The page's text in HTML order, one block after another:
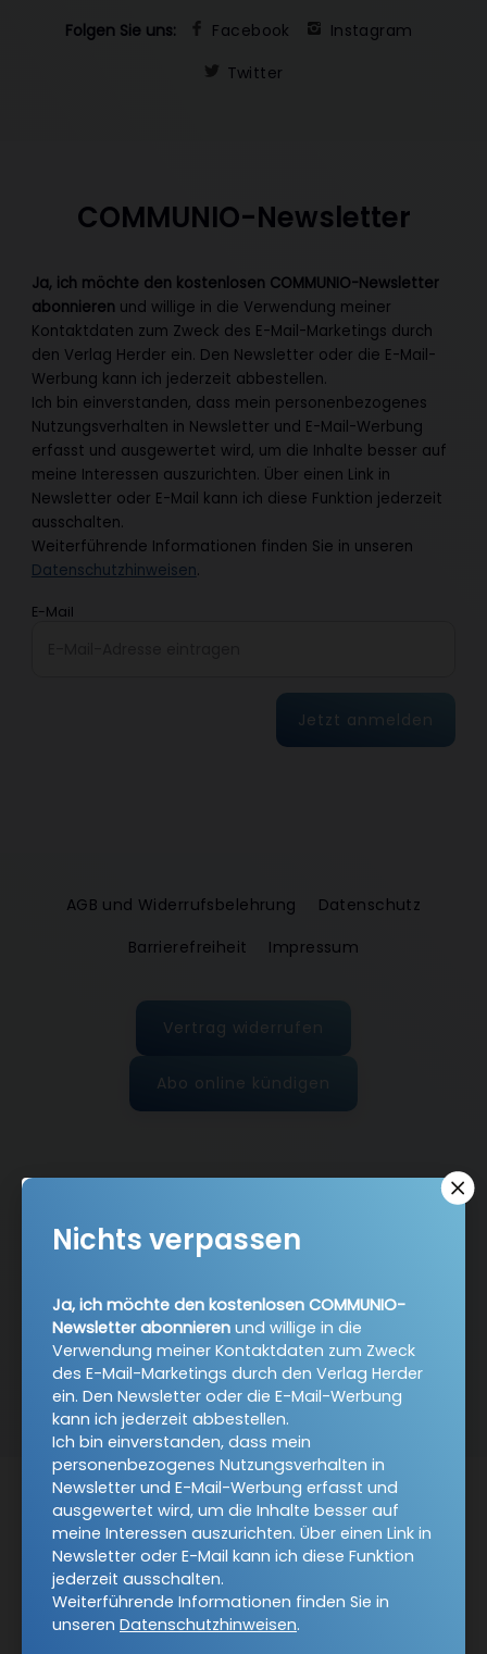
Folgen Sie uns: Facebook
Instagram
Twitter
COMMUNIO-Newsletter
Ja, ich möchte den kostenlosen COMMUNIO-Newsletter
abonnieren und willige in die Verwendung meiner
Kontaktdaten zum Zweck des E-Mail-Marketings durch
den Verlag Herder ein. Den Newsletter oder die E-Mail-
Werbung kann ich jederzeit abbestellen.
Ich bin einverstanden, dass mein personenbezogenes
Nutzungsverhalten in Newsletter und E-Mail-Werbung
erfasst und ausgewertet wird, um die Inhalte besser auf
meine Interessen auszurichten. Über einen Link in
Newsletter oder E-Mail kann ich diese Funktion jederzeit
ausschalten.
Weiterführende Informationen finden Sie in unseren
Datenschutzhinweisen.
E-Mail
Jetzt anmelden
AGB und Widerrufsbelehrung
Datenschutz
Barrierefreiheit
Impressum
Vertrag widerrufen
Abo online kündigen
Nach oben
Nichts verpassen
Ja, ich möchte den kostenlosen COMMUNIO-
Newsletter abonnieren und willige in die
Verwendung meiner Kontaktdaten zum Zweck
des E-Mail-Marketings durch den Verlag Herder
ein. Den Newsletter oder die E-Mail-Werbung
kann ich jederzeit abbestellen.
Ich bin einverstanden, dass mein
personenbezogenes Nutzungsverhalten in
Newsletter und E-Mail-Werbung erfasst und
ausgewertet wird, um die Inhalte besser auf
meine Interessen auszurichten. Über einen Link in
Newsletter oder E-Mail kann ich diese Funktion
jederzeit ausschalten.
Weiterführende Informationen finden Sie in
unseren Datenschutzhinweisen.